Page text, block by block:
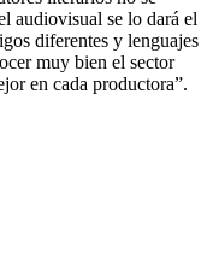
audiovisual se lo dará el
diferentes y lenguajes
muy bien el sector
en cada productora”.